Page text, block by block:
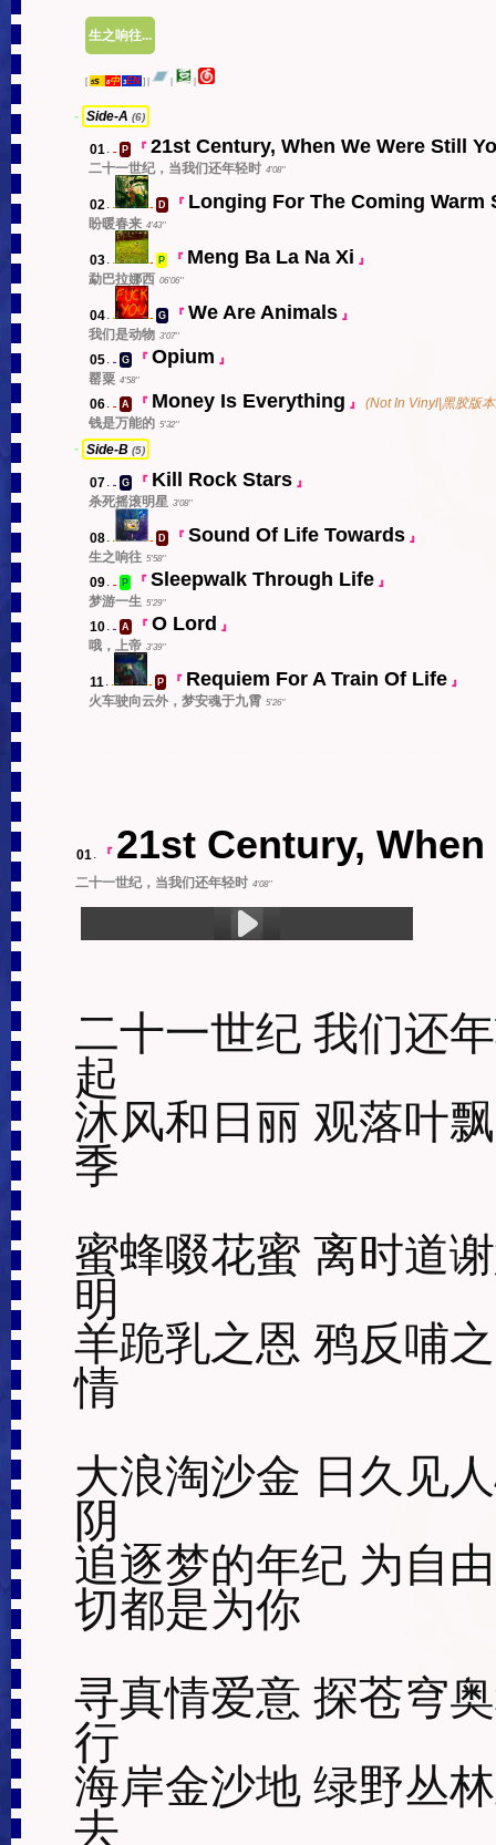
生之响往...
[ 5s 8中 3EN ] | | |
- Side-A (6)
01 . P 『 21st Century, When We Were Still
二十一世纪，当我们还年轻时 4'08''
02 . D 『 Longing For The Coming Warm
盼暖春来 4'43''
03. P 『 Meng Ba La Na Xi 』
勐巴拉娜西 06'06''
04. G 『 We Are Animals 』
我们是动物 3'07''
05. G 『 Opium 』
罂粟 4'58''
06. A 『 Money Is Everything 』
(Not In Vinyl|黑胶版
钱是万能的 5'32''
- Side-B (5)
07. G 『 Kill Rock Stars 』
杀死摇滚明星 3'08''
08. D 『 Sound Of Life Towards 』
生之响往 5'58''
09. P 『 Sleepwalk Through Life 』
梦游一生 5'29''
10. A 『 O Lord 』
哦，上帝 3'39''
11 . P 『 Requiem For A Train Of Life 』
火车驶向云外，梦安魂于九霄 5'26''
01 . 『 21st Century,
二十一世纪，当我们还年轻时 4'08''
二十一世纪 我们还
起
沐风和日丽 观落叶
季
蜜蜂啜花蜜 离时道
明
羊跪乳之恩 鸦反哺
情
大浪淘沙金 日久见
阴
追逐梦的年纪 为自
切都是为你
寻真情爱意 探苍穹
行
海岸金沙地 绿野丛
去